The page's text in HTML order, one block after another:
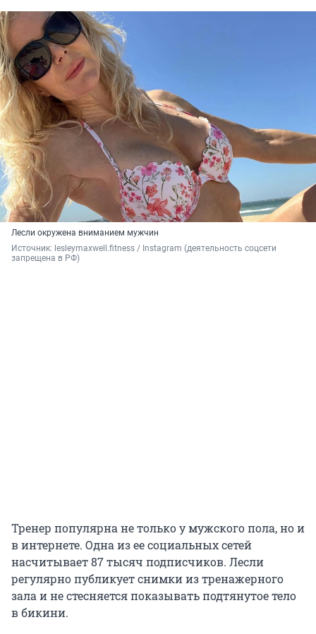
Лесли окружена вниманием мужчин
Источник: lesleymaxwell.fitness / Instagram (деятельность соцсети
запрещена в РФ)
Тренер популярна не только у мужского пола, но и
в интернете. Одна из ее социальных сетей
насчитывает 87 тысяч подписчиков. Лесли
регулярно публикует снимки из тренажерного
зала и не стесняется показывать подтянутое тело
в бикини.